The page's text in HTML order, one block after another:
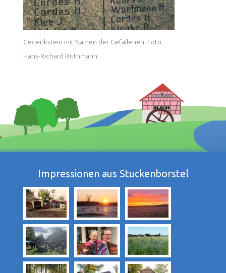
Gedenkstein mit Namen der Gefallenen. Foto:
Hans-Richard Buthmann
Impressionen aus Stuckenborstel